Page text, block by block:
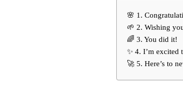
🌸 1.
🌱 2. Wishing
🌈 3. You did it!
✨ 4. I’m excited
🚀 5. Here’s to